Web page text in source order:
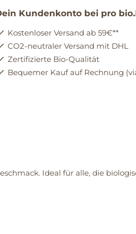
Kundenkonto bei pro
Kostenloser Versand ab 59€**
CO2-neutraler Versand mit DHL
Zertifizierte Bio-Qualität
Bequemer Kauf auf Rechnung
Ideal für alle, die